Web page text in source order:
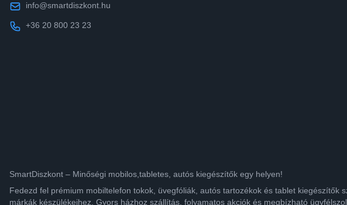
info@smartdiszkont.hu
+36 20 800 23 23
SmartDiszkont – Minőségi mobilos,tabletes, autós kiegészítők egy helyen!
Fedezd fel prémium mobiltelefon tokok, üvegfóliák, autós tartozékok és tablet
márkák készülékeihez. Gyors házhoz szállítás, folyamatos akciók és megbízható